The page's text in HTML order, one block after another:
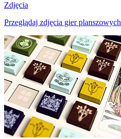
Zdjęcia
Przeglądaj zdjęcia gier planszowych